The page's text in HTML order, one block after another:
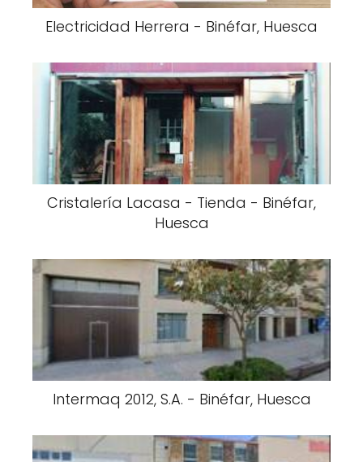
Electricidad Herrera - Binéfar, Huesca
Cristalería Lacasa - Tienda - Binéfar,
Huesca
Intermaq 2012, S.A. - Binéfar, Huesca